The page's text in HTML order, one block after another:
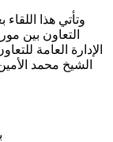
وتأتي هذا
التعاون بين
الإدارة العامة
الشيخ محمد